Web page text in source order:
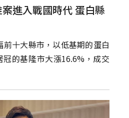
進入戰國時代 蛋白縣
十大縣市，以低基期的蛋白
的基隆市大漲16.6%，成交